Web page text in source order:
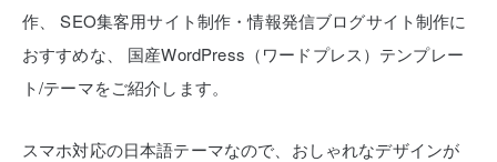
作、
SEO集客用サイト制作・情報発信ブログサイト制作に
おすすめな、
国産WordPress（ワードプレス）テンプレー
ト/テーマをご紹介します。
スマホ対応の日本語テーマなので、おしゃれなデザインが